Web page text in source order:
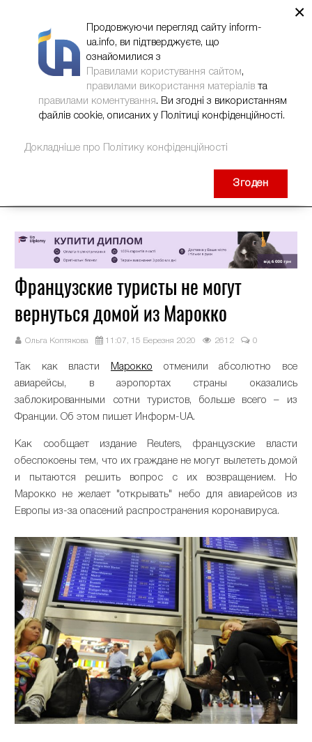
Французские туристы не могут
вернуться домой из Марокко
Ольга Коптякова 11:07, 15 Березня 2020 2612 0
Так как власти Марокко отменили абсолютно все
авиарейсы, в аэропортах страны оказались
заблокированными сотни туристов, больше всего – из
Франции. Об этом пишет Информ-UA.
Как сообщает издание Reuters, французские власти
обеспокоены тем, что их граждане не могут вылететь домой
и пытаются решить вопрос с их возвращением. Но
Марокко не желает "открывать" небо для авиарейсов из
Европы из-за опасений распространения коронавируса.
×
Продовжуючи перегляд сайту inform-
ua.info, ви підтверджуєте, що
ознайомилися з
Правилами користування сайтом,
правилами використання матеріалів та
правилами коментування. Ви згодні з використанням
файлів cookie, описаних у Політиці конфіденційності.
Докладніше про Політику конфіденційності
Згоден